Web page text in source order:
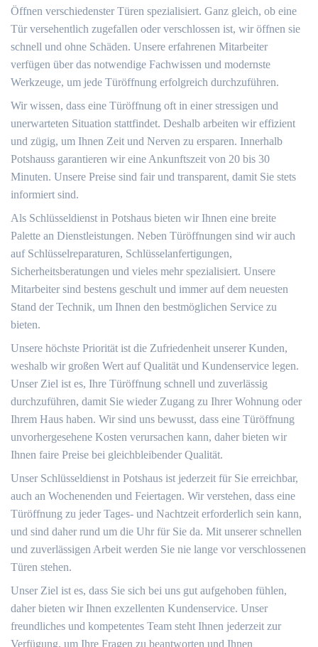
Öffnen verschiedenster Türen spezialisiert. Ganz gleich, ob eine
Tür versehentlich zugefallen oder verschlossen ist, wir öffnen sie
schnell und ohne Schäden. Unsere erfahrenen Mitarbeiter
verfügen über das notwendige Fachwissen und modernste
Werkzeuge, um jede Türöffnung erfolgreich durchzuführen.
Wir wissen, dass eine Türöffnung oft in einer stressigen und
unerwarteten Situation stattfindet. Deshalb arbeiten wir effizient
und zügig, um Ihnen Zeit und Nerven zu ersparen. Innerhalb
Potshauss garantieren wir eine Ankunftszeit von 20 bis 30
Minuten. Unsere Preise sind fair und transparent, damit Sie stets
informiert sind.
Als Schlüsseldienst in Potshaus bieten wir Ihnen eine breite
Palette an Dienstleistungen. Neben Türöffnungen sind wir auch
auf Schlüsselreparaturen, Schlüsselanfertigungen,
Sicherheitsberatungen und vieles mehr spezialisiert. Unsere
Mitarbeiter sind bestens geschult und immer auf dem neuesten
Stand der Technik, um Ihnen den bestmöglichen Service zu
bieten.
Unsere höchste Priorität ist die Zufriedenheit unserer Kunden,
weshalb wir großen Wert auf Qualität und Kundenservice legen.
Unser Ziel ist es, Ihre Türöffnung schnell und zuverlässig
durchzuführen, damit Sie wieder Zugang zu Ihrer Wohnung oder
Ihrem Haus haben. Wir sind uns bewusst, dass eine Türöffnung
unvorhergesehene Kosten verursachen kann, daher bieten wir
Ihnen faire Preise bei gleichbleibender Qualität.
Unser Schlüsseldienst in Potshaus ist jederzeit für Sie erreichbar,
auch an Wochenenden und Feiertagen. Wir verstehen, dass eine
Türöffnung zu jeder Tages- und Nachtzeit erforderlich sein kann,
und sind daher rund um die Uhr für Sie da. Mit unserer schnellen
und zuverlässigen Arbeit werden Sie nie lange vor verschlossenen
Türen stehen.
Unser Ziel ist es, dass Sie sich bei uns gut aufgehoben fühlen,
daher bieten wir Ihnen exzellenten Kundenservice. Unser
freundliches und kompetentes Team steht Ihnen jederzeit zur
Verfügung, um Ihre Fragen zu beantworten und Ihnen